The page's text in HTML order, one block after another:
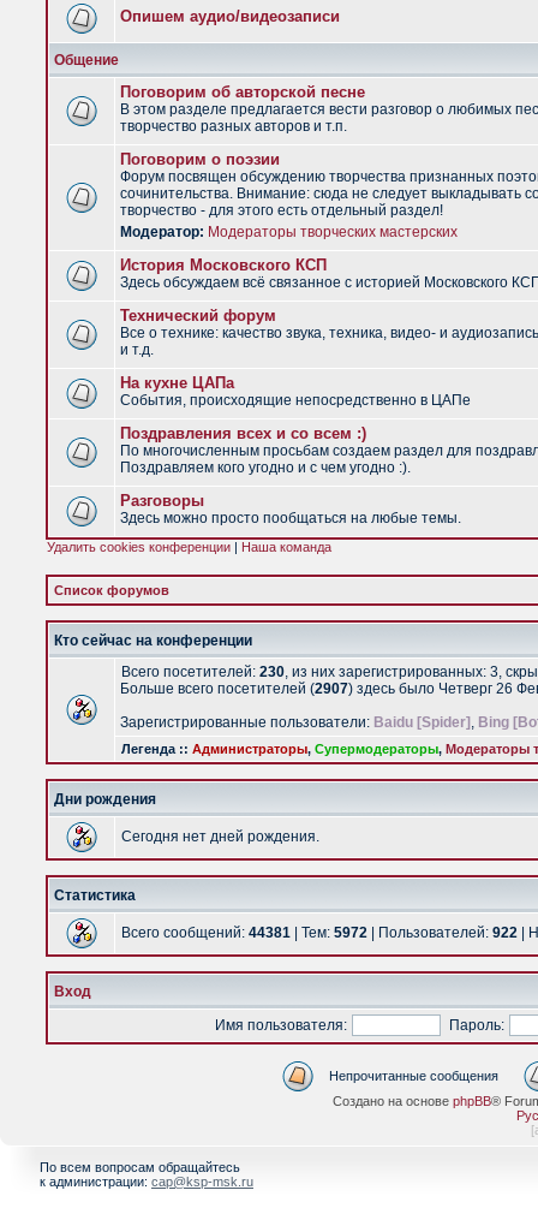
Опишем аудио/видеозаписи
Общение
Поговорим об авторской песне
В этом разделе предлагается вести разговор о любимых
творчество разных авторов и т.п.
Поговорим о поэзии
Форум посвящен обсуждению творчества признанных
сочинительства. Внимание: сюда не следует выкладывать
творчество - для этого есть отдельный раздел!
Модератор: Модераторы творческих мастерских
История Московского КСП
Здесь обсуждаем всё связанное с историей Московского
Технический форум
Все о технике: качество звука, техника, видео- и
и т.д.
На кухне ЦАПа
События, происходящие непосредственно в ЦАПе
Поздравления всех и со всем :)
По многочисленным просьбам создаем раздел для
Поздравляем кого угодно и с чем угодно :).
Разговоры
Здесь можно просто пообщаться на любые темы.
Удалить cookies конференции | Наша команда
Список форумов
Кто сейчас на конференции
Всего посетителей: 230, из них зарегистрированных: 3,
Больше всего посетителей (2907) здесь было Четверг 26
Зарегистрированные пользователи: Baidu [Spider] , Bing
Легенда :: Администраторы, Супермодераторы, Модераторы
Дни рождения
Сегодня нет дней рождения.
Статистика
Всего сообщений: 44381 | Тем: 5972 | Пользователей: 922 |
Вход
Имя пользователя:
Пароль:
Непрочитанные сообщения
Создано на основе phpBB®
[
По всем вопросам обращайтесь
к администрации: cap@ksp-msk.ru